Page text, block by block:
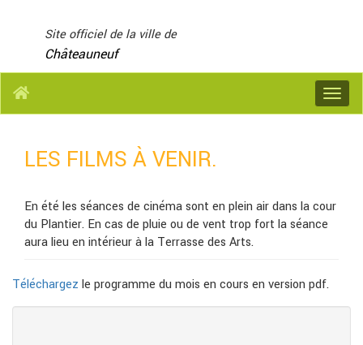
Site officiel de la ville de
Châteauneuf
Menu
LES FILMS À VENIR.
En été les séances de cinéma sont en plein air dans la cour
du Plantier. En cas de pluie ou de vent trop fort la séance
aura lieu en intérieur à la Terrasse des Arts.
Téléchargez le programme du mois en cours en version pdf.